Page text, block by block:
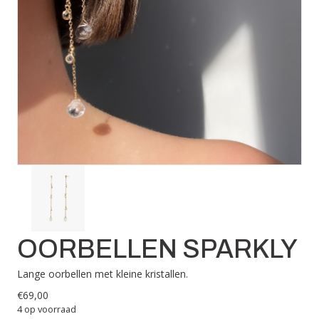
OORBELLEN SPARKLY
Lange oorbellen met kleine kristallen.
€69,00
4 op voorraad